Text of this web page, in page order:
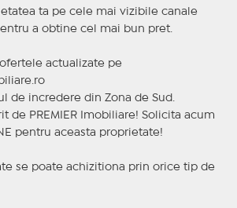
ta pe cele mai vizibile canale
a obtine cel mai bun pret.
actualizate pe
de incredere din Zona de Sud.
de PREMIER Imobiliare! Solicita acum
pentru aceasta proprietate!
se poate achizitiona prin orice tip de